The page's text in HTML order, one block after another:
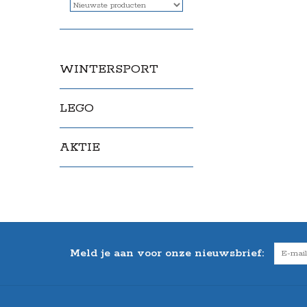
WINTERSPORT
LEGO
AKTIE
Meld je aan voor onze nieuwsbrief: